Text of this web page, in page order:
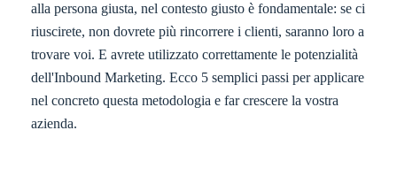
alla persona giusta, nel contesto giusto è fondamentale: se ci
riuscirete, non dovrete più rincorrere i clienti, saranno loro a
trovare voi. E avrete utilizzato correttamente le potenzialità
dell'Inbound Marketing. Ecco 5 semplici passi per applicare
nel concreto questa metodologia e far crescere la vostra
azienda.